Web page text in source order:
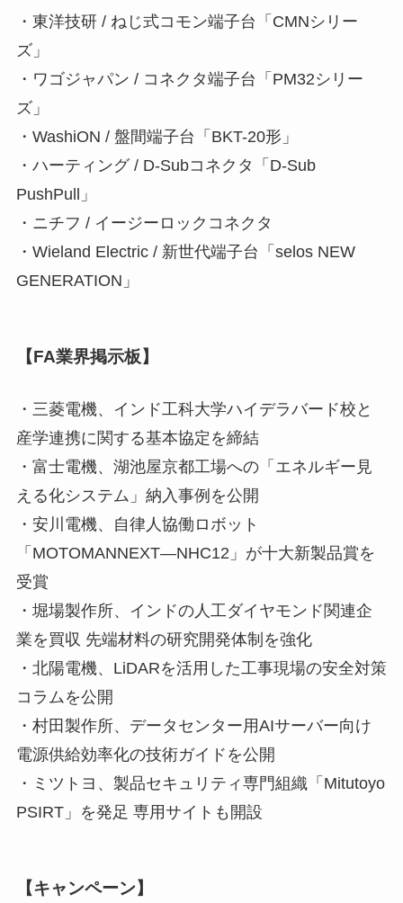
・東洋技研 / ねじ式コモン端子台「CMNシリー
ズ」
・ワゴジャパン / コネクタ端子台「PM32シリー
ズ」
・WashiON / 盤間端子台「BKT-20形」
・ハーティング / D-Subコネクタ「D-Sub
PushPull」
・ニチフ / イージーロックコネクタ
・Wieland Electric / 新世代端子台「selos NEW
GENERATION」
【FA業界掲示板】
・三菱電機、インド工科大学ハイデラバード校と
産学連携に関する基本協定を締結
・富士電機、湖池屋京都工場への「エネルギー見
える化システム」納入事例を公開
・安川電機、自律人協働ロボット
「MOTOMANNEXT―NHC12」が十大新製品賞を
受賞
・堀場製作所、インドの人工ダイヤモンド関連企
業を買収 先端材料の研究開発体制を強化
・北陽電機、LiDARを活用した工事現場の安全対策
コラムを公開
・村田製作所、データセンター用AIサーバー向け
電源供給効率化の技術ガイドを公開
・ミツトヨ、製品セキュリティ専門組織「Mitutoyo
PSIRT」を発足 専用サイトも開設
【キャンペーン】